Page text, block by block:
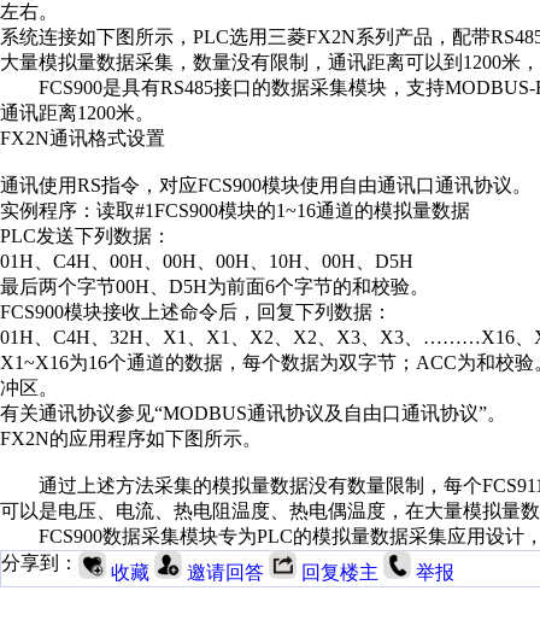
左右。
系统连接如下图所示，PLC选用三菱FX2N系列产品，配带
大量模拟量数据采集，数量没有限制，通讯距离可以到1200米
FCS900是具有RS485接口的数据采集模块，支持
通讯距离1200米。
FX2N通讯格式设置
通讯使用RS指令，对应FCS900模块使用自由通讯口通讯协议。
实例程序：读取#1FCS900模块的1~16通道的模拟量数据
PLC发送下列数据：
01H、C4H、00H、00H、00H、10H、00H、D5H
最后两个字节00H、D5H为前面6个字节的和校验。
FCS900模块接收上述命令后，回复下列数据：
01H、C4H、32H、X1、X1、X2、X2、X3、X3、………X16、
X1~X16为16个通道的数据，每个数据为双字节；ACC为和校
冲区。
有关通讯协议参见“MODBUS通讯协议及自由口通讯协议”。
FX2N的应用程序如下图所示。
通过上述方法采集的模拟量数据没有数量限制，每个
可以是电压、电流、热电阻温度、热电偶温度，在大量模拟量
FCS900数据采集模块专为PLC的模拟量数据采集应用设计，
分享到：
收藏 邀请回答 回复楼主 举报